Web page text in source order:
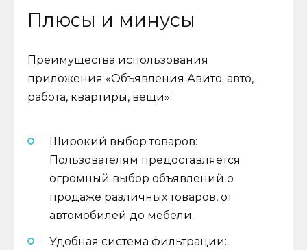
Плюсы и минусы
Преимущества использования
приложения «Объявления Авито: авто,
работа, квартиры, вещи»:
Широкий выбор товаров:
Пользователям предоставляется
огромный выбор объявлений о
продаже различных товаров, от
автомобилей до мебели.
Удобная система фильтрации: